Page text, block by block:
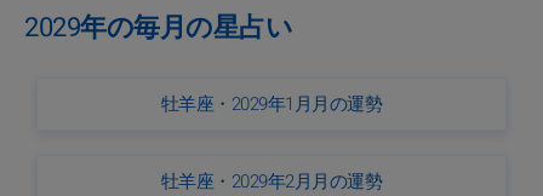
2029年の毎月の星占い
牡羊座・2029年1月月の運勢
牡羊座・2029年2月月の運勢